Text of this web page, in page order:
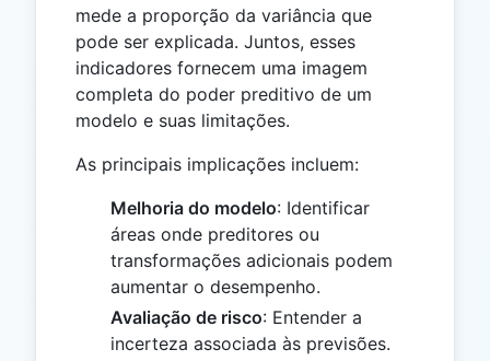
mede a proporção da variância que
pode ser explicada. Juntos, esses
indicadores fornecem uma imagem
completa do poder preditivo de um
modelo e suas limitações.
As principais implicações incluem:
Melhoria do modelo: Identificar
áreas onde preditores ou
transformações adicionais podem
aumentar o desempenho.
Avaliação de risco: Entender a
incerteza associada às previsões.